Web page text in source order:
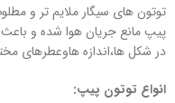
توتون های سیگار ملایم تر و
پیپ مانع جریان هوا شده و
در شکل ها،اندازه هاوعطرهای
انواع توتون پیپ: